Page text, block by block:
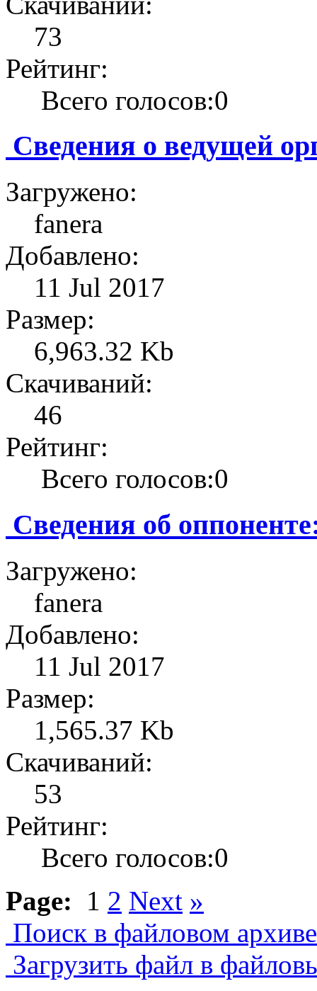
73
Рейтинг:
Всего голосов:0
Сведения о ведущей
Загружено:
fanera
Добавлено:
11 Jul 2017
Размер:
6,963.32 Kb
Скачиваний:
46
Рейтинг:
Всего голосов:0
Сведения об
Загружено:
fanera
Добавлено:
11 Jul 2017
Размер:
1,565.37 Kb
Скачиваний:
53
Рейтинг:
Всего голосов:0
Page:
1 2 Next »
Поиск в файловом
Загрузить файл в